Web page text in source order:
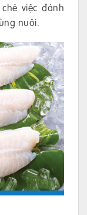
việc đánh
nuôi.